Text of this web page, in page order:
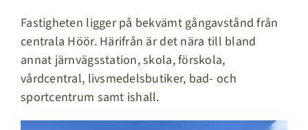
Sök lägenhet
Fastigheten ligger på bekvämt gångavstånd från
centrala Höör. Härifrån är det nära till bland
annat järnvägsstation, skola, förskola,
vårdcentral, livsmedelsbutiker, bad- och
sportcentrum samt ishall.